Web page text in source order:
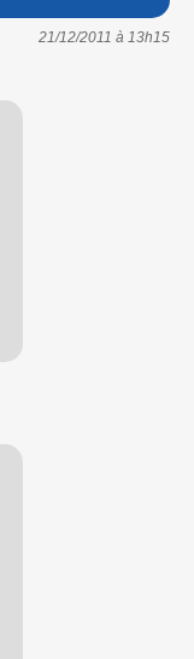
21/12/2011 à 13h15